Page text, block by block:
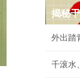
揭秘
外出踏
千滚水